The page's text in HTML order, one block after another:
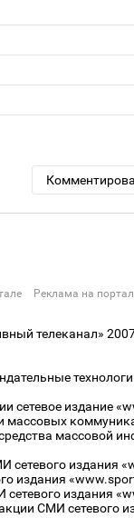
Реклама на
телеканал»
сетевое издание
массовых
массовой
сетевого
издания
издания
СМИ сетевого